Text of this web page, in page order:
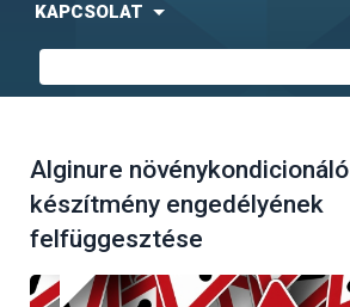
KAPCSOLAT
Alginure növénykondicionáló
készítmény engedélyének
felfüggesztése